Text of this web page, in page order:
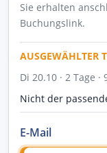
Sie erhalten
Buchungslink.
AUSGEWÄHLTER
Di 20.10 · 2 Tage ·
Nicht der
E-Mail